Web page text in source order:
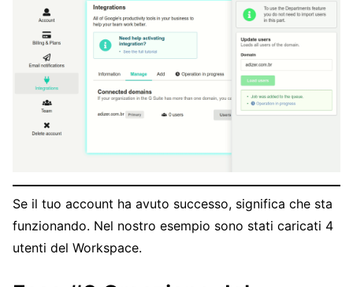
Se il tuo account ha avuto successo, significa che sta
funzionando. Nel nostro esempio sono stati caricati 4
utenti del Workspace.